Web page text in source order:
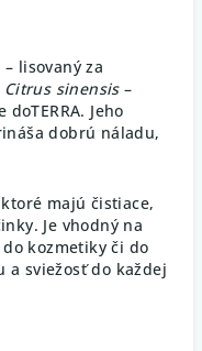
– lisovaný za
Citrus sinensis–
Jeho
dobrú náladu,
majú čistiace,
Je vhodný na
kozmetiky či do
sviežosť do každej